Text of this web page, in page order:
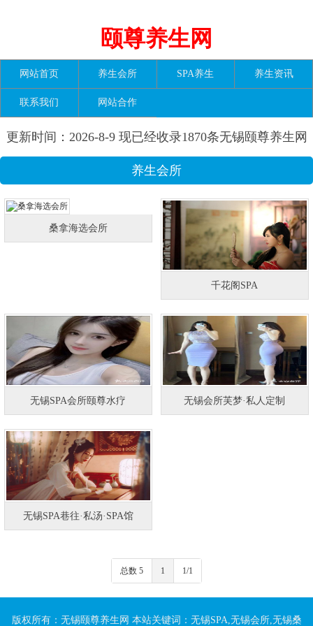
颐尊养生网
网站首页 养生会所 SPA养生 养生资讯
联系我们 网站合作
更新时间：2026-8-9 现已经收录1870条无锡颐尊养生网
信息
养生会所
桑拿海选会所
千花阁SPA
无锡SPA会所颐尊水疗 无锡会所芙梦·私人定制
无锡SPA巷往·私汤·SPA馆
总数 5 1 1/1
版权所有：无锡颐尊养生网 本站关键词：无锡SPA,无锡会所,无锡桑